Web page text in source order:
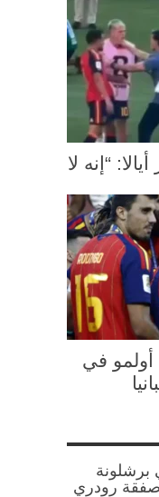
“إنه لا
أولمو في
برشلونة
رودري